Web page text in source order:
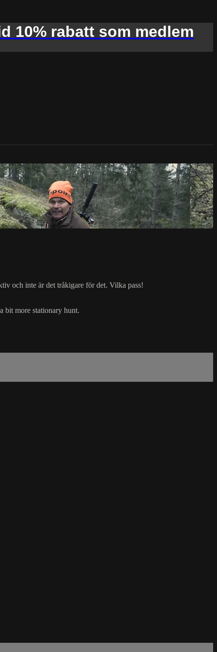
10% rabatt som medlem
och inte är det tråkigare för det. Vilka pass!
bit more stationary hunt.